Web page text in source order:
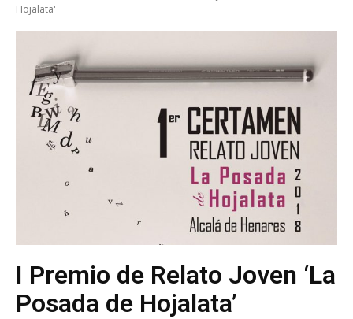
Hojalata'
I Premio de Relato Joven ‘La
Posada de Hojalata’